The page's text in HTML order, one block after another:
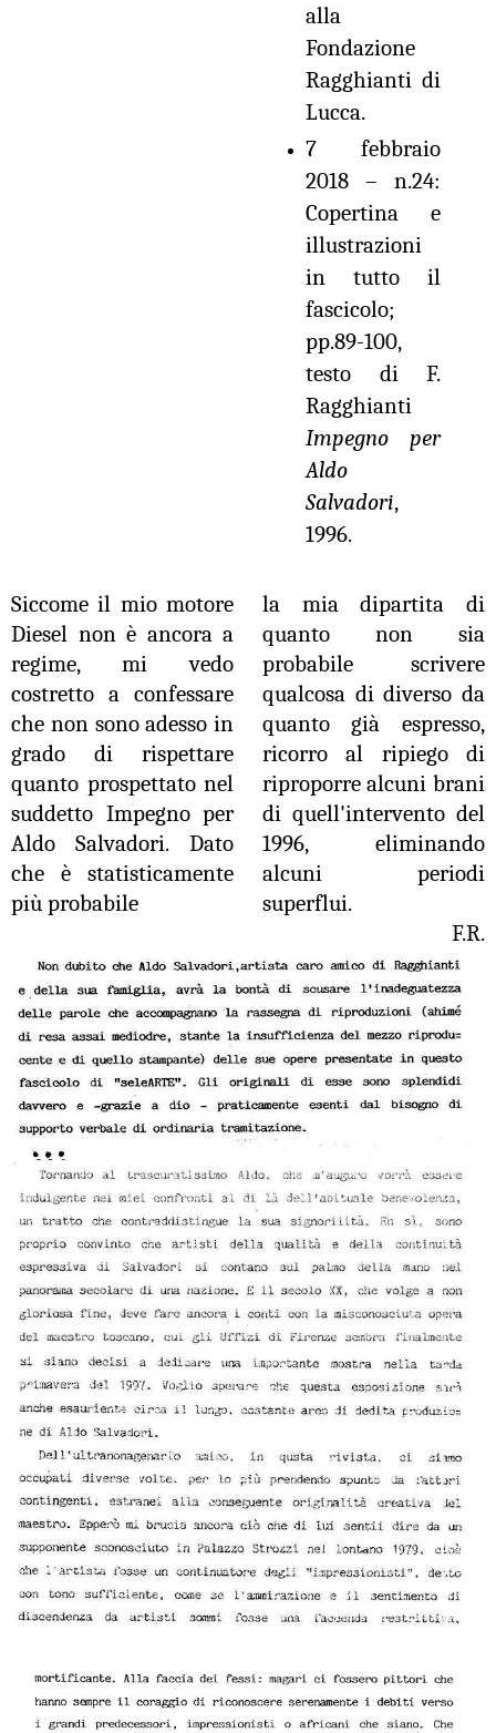
alla
Fondazione
Ragghianti di
Lucca.
7 febbraio
2018 – n.24:
Copertina e
illustrazioni
in tutto il
fascicolo;
pp.89-100,
testo di F.
Ragghianti
Impegno per
Aldo
Salvadori,
1996.
Siccome il mio motore
Diesel non è ancora a
regime, mi vedo
costretto a confessare
che non sono adesso in
grado di rispettare
quanto prospettato nel
suddetto Impegno per
Aldo Salvadori.Dato
che è statisticamente
più probabile
la mia dipartita di
quanto non sia
probabile scrivere
qualcosa di diverso da
quanto già espresso,
ricorro al ripiego di
riproporre alcuni brani
di quell'intervento del
1996, eliminando
alcuni periodi
superflui.
F.R.